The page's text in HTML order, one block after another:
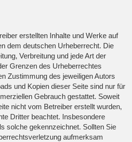
erstellten Inhalte und Werke auf
dem deutschen Urheberrecht. Die
Verbreitung und jede Art der
Grenzen des Urheberrechtes
Zustimmung des jeweiligen Autors
und Kopien dieser Seite sind nur für
Gebrauch gestattet. Soweit
nicht vom Betreiber erstellt wurden,
Dritter beachtet. Insbesondere
solche gekennzeichnet. Sollten Sie
aufmerksam